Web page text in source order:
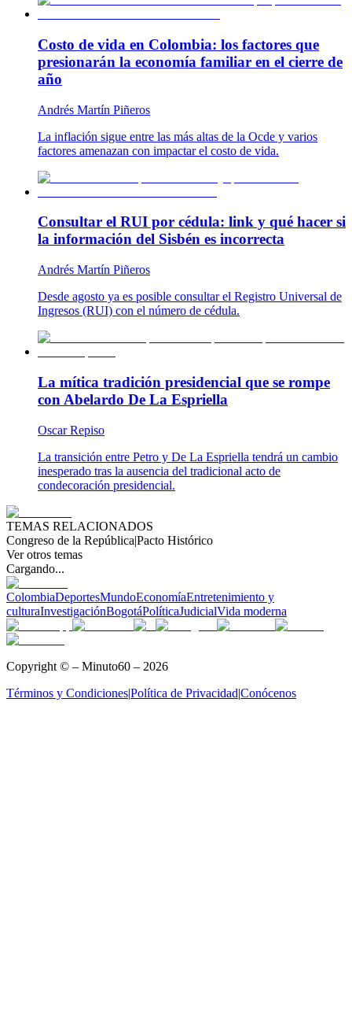
Costo de vida en Colombia: los factores que
presionarán la economía familiar en el cierre de
año
Andrés Martín Piñeros
La inflación sigue entre las más altas de la Ocde y varios
factores amenazan con impactar el costo de vida.
Consultar el RUI por cédula: link y qué hacer si
la información del Sisbén es incorrecta
Andrés Martín Piñeros
Desde agosto ya es posible consultar el Registro Universal de
Ingresos (RUI) con el número de cédula.
La mítica tradición presidencial que se rompe
con Abelardo De La Espriella
Oscar Repiso
La transición entre Petro y De La Espriella tendrá un cambio
inesperado tras la ausencia del tradicional acto de
condecoración presidencial.
TEMAS RELACIONADOS
Congreso de la República|Pacto Histórico
Ver otros temas
Cargando...
ColombiaDeportesMundoEconomíaEntretenimiento y
culturaInvestigaciónBogotáPolíticaJudicialVida moderna
Copyright © – Minuto60 – 2026
Términos y Condiciones|Política de Privacidad|Conócenos